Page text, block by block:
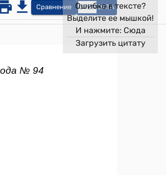
Сравнение OPEN DATA
Ошибка в тексте?
Выделите ее мышкой!
И нажмите: Сюда
Загрузить цитату